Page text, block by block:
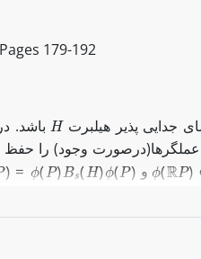
179-192
جدایی پذیر هیلبرتHباشد.
وجود) را حفظ
ϕ(RP)⊂ و ϕ Bs(H)ϕ(P)
وجود، برای هر .